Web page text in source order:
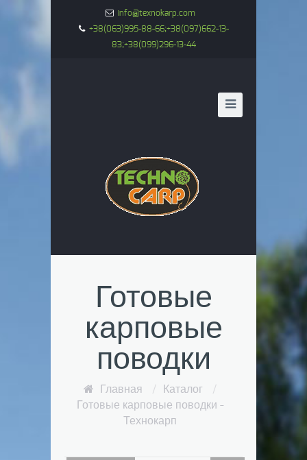
info@texnokarp.com
+38(063)995-88-66;+38(097)662-13-
83;+38(099)296-13-44
Готовые
карповые
поводки
Главная / Каталог
/
Готовые карповые поводки -
Технокарп